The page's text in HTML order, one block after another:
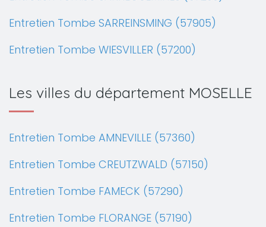
Entretien Tombe SARREINSMING (57905)
Entretien Tombe WIESVILLER (57200)
Les villes du département MOSELLE
Entretien Tombe AMNEVILLE (57360)
Entretien Tombe CREUTZWALD (57150)
Entretien Tombe FAMECK (57290)
Entretien Tombe FLORANGE (57190)